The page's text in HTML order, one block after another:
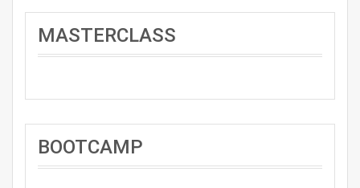
MASTERCLASS
BOOTCAMP